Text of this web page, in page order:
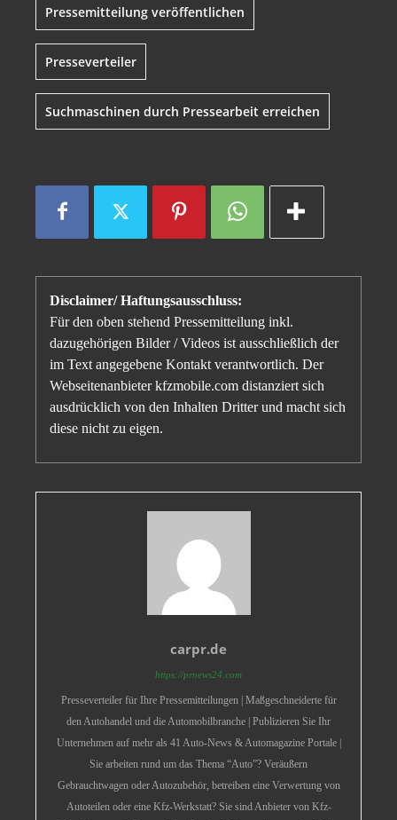
Pressemitteilung veröffentlichen
Presseverteiler
Suchmaschinen durch Pressearbeit erreichen
Disclaimer/ Haftungsausschluss:
Für den oben stehend Pressemitteilung inkl.
dazugehörigen Bilder / Videos ist ausschließlich der
im Text angegebene Kontakt verantwortlich. Der
Webseitenanbieter kfzmobile.com distanziert sich
ausdrücklich von den Inhalten Dritter und macht sich
diese nicht zu eigen.
carpr.de
https://prnews24.com
Presseverteiler für Ihre Pressemitteilungen | Maßgeschneiderte für
den Autohandel und die Automobilbranche | Publizieren Sie Ihr
Unternehmen auf mehr als 41 Auto-News & Automagazine Portale |
Sie arbeiten rund um das Thema “Auto”? Veräußern
Gebrauchtwagen oder Autozubehör, betreiben eine Verwertung von
Autoteilen oder eine Kfz-Werkstatt? Sie sind Anbieter von Kfz-